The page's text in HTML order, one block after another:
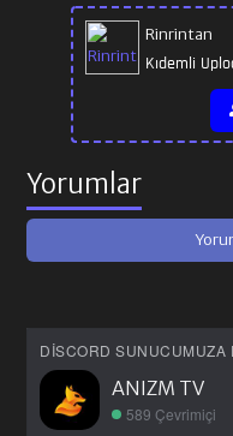
Rinrintan
Kıdemli
Yorumlar
DISCORD SUNUCUMUZA
ANIZM TV
589 Çevrimiçi